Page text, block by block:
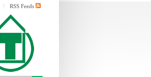
RSS Feeds